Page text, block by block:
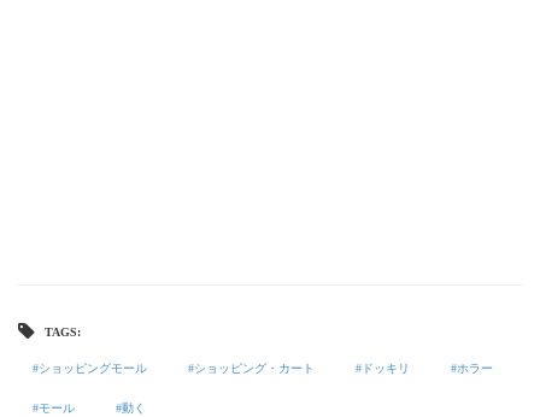
TAGS:
ショッピングモール ショッピング・カート ドッキリ ホラー
モール 動く